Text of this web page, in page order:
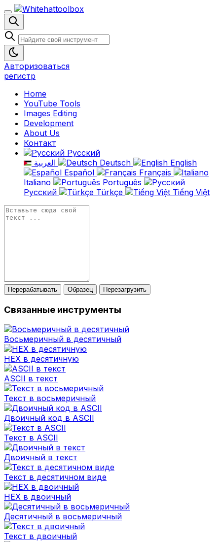
Авторизоваться
регистр
Home
YouTube Tools
Images Editing
Development
About Us
Контакт
Русский
Deutsch
English
Español
Français
Italiano
Português
Русский
Türkçe Tiếng Việt
Перерабатывать Образец Перезагрузить
Связанные инструменты
Восьмеричный в десятичный
HEX в десятичную
ASCII в текст
Текст в восьмеричный
Двоичный код в ASCII
Текст в ASCII
Двоичный в текст
Текст в десятичном виде
HEX в двоичный
Десятичный в восьмеричный
Текст в двоичный